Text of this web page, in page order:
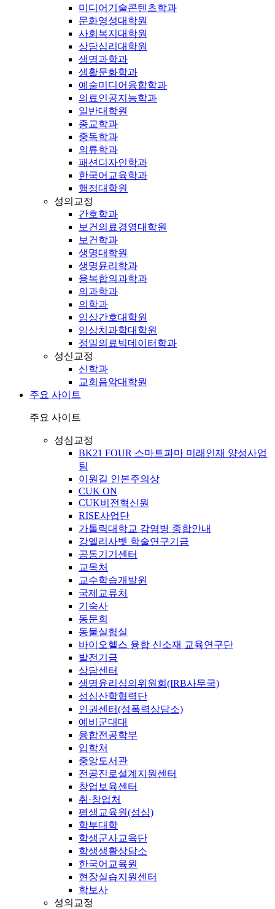
미디어기술콘텐츠학과
문화영성대학원
사회복지대학원
상담심리대학원
생명과학과
생활문화학과
예술미디어융합학과
의료인공지능학과
일반대학원
종교학과
중독학과
의류학과
패션디자인학과
한국어교육학과
행정대학원
성의교정
간호학과
보건의료경영대학원
보건학과
생명대학원
생명윤리학과
융복합의과학과
의과학과
의학과
임상간호대학원
임상치과학대학원
정밀의료빅데이터학과
성신교정
신학과
교회음악대학원
주요 사이트
주요 사이트
성심교정
BK21 FOUR 스마트파마 미래인재 양성사업
팀
이원길 인본주의상
CUK ON
CUK비전혁신원
RISE사업단
가톨릭대학교 감염병 종합안내
강엘리사벳 학술연구기금
공동기기센터
교목처
교수학습개발원
국제교류처
기숙사
동문회
동물실험실
바이오헬스 융합 신소재 교육연구단
발전기금
상담센터
생명윤리심의위원회(IRB사무국)
성심산학협력단
인권센터(성폭력상담소)
예비군대대
융합전공학부
입학처
중앙도서관
전공진로설계지원센터
창업보육센터
취·창업처
평생교육원(성심)
학부대학
학생군사교육단
학생생활상담소
한국어교육원
현장실습지원센터
학보사
성의교정